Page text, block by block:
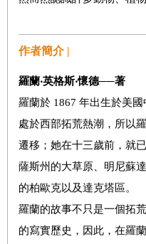
作者簡介 |
羅蘭‧英格斯‧懷德──著
羅蘭於 1867 年出生於美
處於西部拓荒熱潮，所以
遷移；她在十三歲前，就
薩斯州的大草原、明尼蘇
的柏歐克以及達克塔區。
羅蘭的故事不只是一個拓
的寫實歷史，因此，在羅